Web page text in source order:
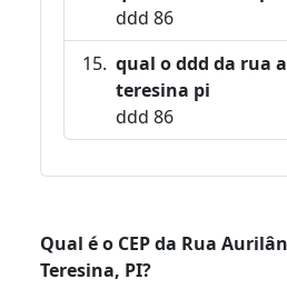
ddd 86
qual o ddd da rua
teresina pi
ddd 86
Qual é o CEP da Rua
Teresina, PI?